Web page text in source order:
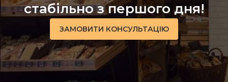
стабільно з першого дня!
ЗАМОВИТИ КОНСУЛЬТАЦІЮ